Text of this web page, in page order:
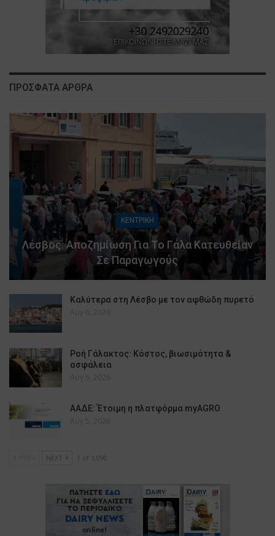
ΠΡΟΣΦΑΤΑ ΑΡΘΡΑ
ΚΕΝΤΡΙΚΗ
Λέσβος: Αποζημίωση Για Το Γάλα Κατευθείαν
Σε Παραγωγούς
Καλύτερα στη Λέσβο με τον αφθώδη πυρετό
Αυγ 6, 2026
Ροή Γάλακτος: Κόστος, βιωσιμότητα &
ασφάλεια
Αυγ 5, 2026
ΑΑΔΕ: Έτοιμη η πλατφόρμα myAGRO
Αυγ 5, 2026
NEXT 1 of 1,090